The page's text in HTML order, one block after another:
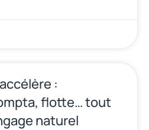
:
flotte… tout
naturel